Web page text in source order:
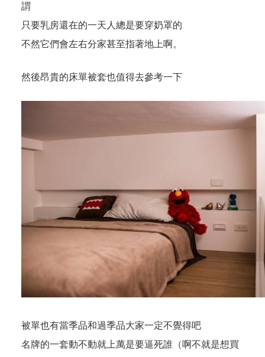
謂
只要乳房還在的一天人總是要穿奶罩的
不然它們會左右分家甚至指著地上啊。
然後昂貴的床單被套也值得去參考一下
被單也有當季品和過季品大家一定不覺得吧
名牌的一套動不動就上萬是要逼死誰（啊不就是想買